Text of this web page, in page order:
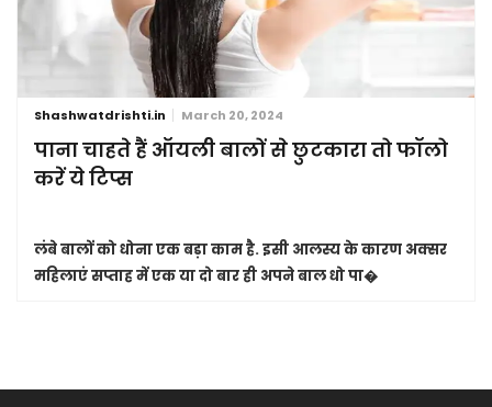
Shashwatdrishti.in March 20, 2024
पाना चाहते हैं ऑयली बालों से छुटकारा तो फॉलो
करें ये टिप्स
लंबे बालों को धोना एक बड़ा काम है. इसी आलस्य के कारण अक्सर
महिलाएं सप्ताह में एक या दो बार ही अपने बाल धो पा�